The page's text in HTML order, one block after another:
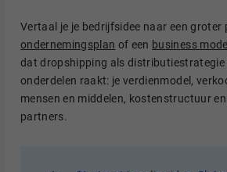
Vertaal je je bedrijfsidee naar een groter
ondernemingsplan of een business
dat dropshipping als distributiestrategie
onderdelen raakt: je verdienmodel,
mensen en middelen, kostenstructuur
partners.